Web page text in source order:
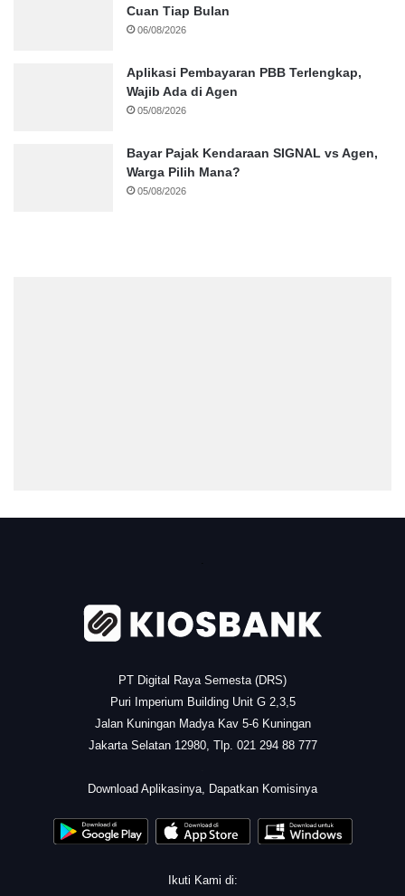
Cuan Tiap Bulan
06/08/2026
Aplikasi Pembayaran PBB Terlengkap,
Wajib Ada di Agen
05/08/2026
Bayar Pajak Kendaraan SIGNAL vs Agen,
Warga Pilih Mana?
05/08/2026
PT Digital Raya Semesta (DRS)
Puri Imperium Building Unit G 2,3,5
Jalan Kuningan Madya Kav 5-6 Kuningan
Jakarta Selatan 12980, Tlp. 021 294 88 777
Download Aplikasinya, Dapatkan Komisinya
Ikuti Kami di: